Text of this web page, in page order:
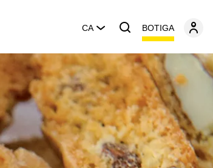
CA BOTIGA